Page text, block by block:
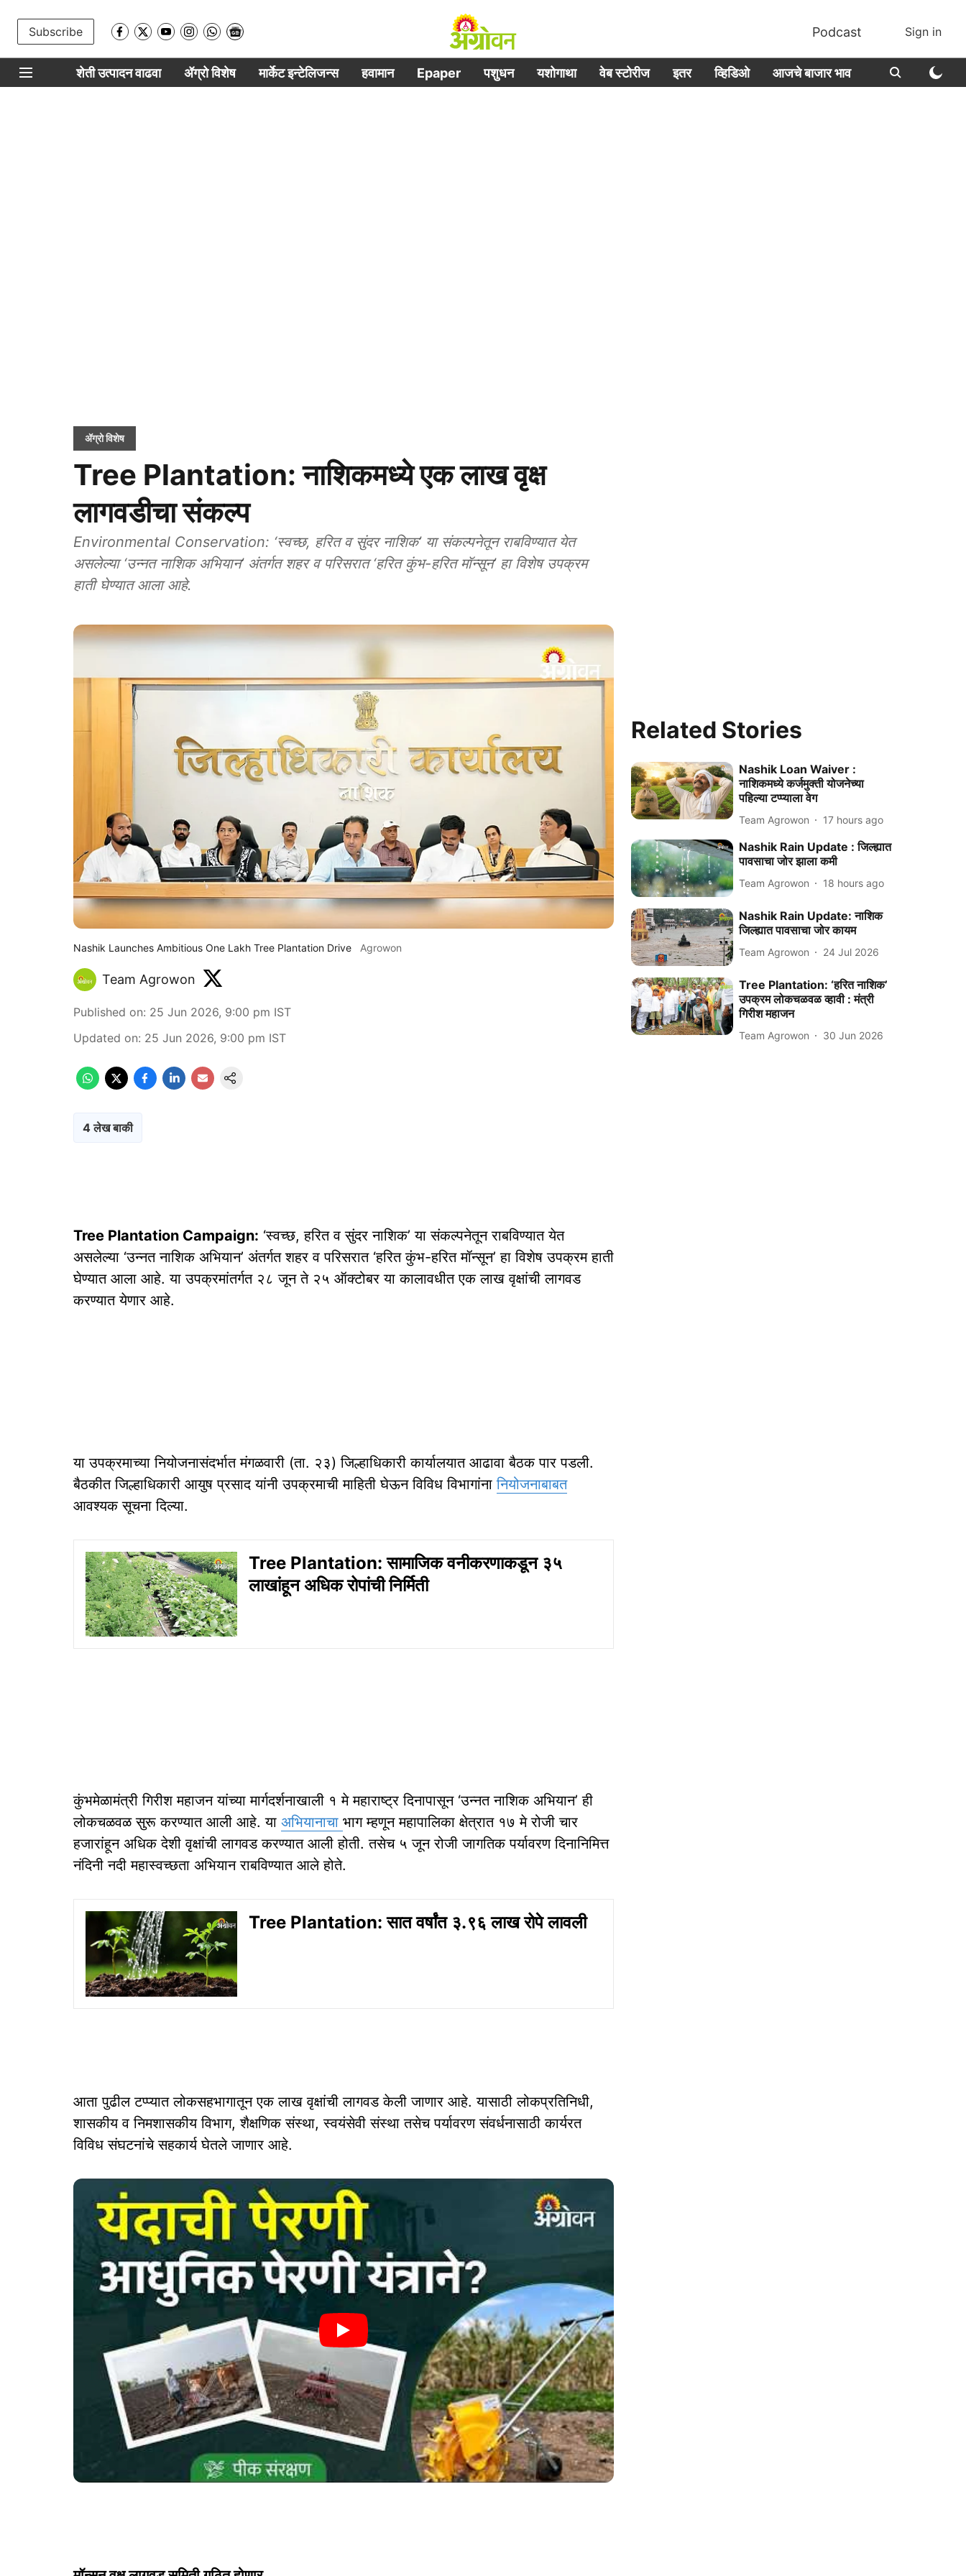
Subscribe Podcast Sign in
शेती उत्पादन वाढवा ॲग्रो विशेष मार्केट इन्टेलिजन्स हवामान Epaper पशुधन यशोगाथा वेब स्टोरीज इतर व्हिडिओ आजचे बाजार भाव
ॲग्रो विशेष
Tree Plantation: नाशिकमध्ये एक लाख वृक्ष
लागवडीचा संकल्प
Environmental Conservation: ‘स्वच्छ, हरित व सुंदर नाशिक’ या संकल्पनेतून राबविण्यात येत
असलेल्या ‘उन्नत नाशिक अभियान’ अंतर्गत शहर व परिसरात ‘हरित कुंभ-हरित मॉन्सून’ हा विशेष उपक्रम
हाती घेण्यात आला आहे.
Nashik Launches Ambitious One Lakh Tree Plantation Drive Agrowon
Team Agrowon
Published on: 25 Jun 2026, 9:00 pm IST
Updated on: 25 Jun 2026, 9:00 pm IST
4 लेख बाकी
Tree Plantation Campaign: ‘स्वच्छ, हरित व सुंदर नाशिक’ या संकल्पनेतून राबविण्यात येत
असलेल्या ‘उन्नत नाशिक अभियान’ अंतर्गत शहर व परिसरात ‘हरित कुंभ-हरित मॉन्सून’ हा विशेष उपक्रम हाती
घेण्यात आला आहे. या उपक्रमांतर्गत २८ जून ते २५ ऑक्टोबर या कालावधीत एक लाख वृक्षांची लागवड
करण्यात येणार आहे.
या उपक्रमाच्या नियोजनासंदर्भात मंगळवारी (ता. २३) जिल्हाधिकारी कार्यालयात आढावा बैठक पार पडली.
बैठकीत जिल्हाधिकारी आयुष प्रसाद यांनी उपक्रमाची माहिती घेऊन विविध विभागांनानियोजनाबाबत
आवश्यक सूचना दिल्या.
Tree Plantation: सामाजिक वनीकरणाकडून ३५
लाखांहून अधिक रोपांची निर्मिती
कुंभमेळामंत्री गिरीश महाजन यांच्या मार्गदर्शनाखाली १ मे महाराष्ट्र दिनापासून ‘उन्नत नाशिक अभियान’ ही
लोकचळवळ सुरू करण्यात आली आहे. या अभियानाचा भाग म्हणून महापालिका क्षेत्रात १७ मे रोजी चार
हजारांहून अधिक देशी वृक्षांची लागवड करण्यात आली होती. तसेच ५ जून रोजी जागतिक पर्यावरण दिनानिमित्त
नंदिनी नदी महास्वच्छता अभियान राबविण्यात आले होते.
Tree Plantation: सात वर्षांत ३.९६ लाख रोपे लावली
आता पुढील टप्प्यात लोकसहभागातून एक लाख वृक्षांची लागवड केली जाणार आहे. यासाठी लोकप्रतिनिधी,
शासकीय व निमशासकीय विभाग, शैक्षणिक संस्था, स्वयंसेवी संस्था तसेच पर्यावरण संवर्धनासाठी कार्यरत
विविध संघटनांचे सहकार्य घेतले जाणार आहे.
Related Stories
Nashik Loan Waiver :
नाशिकमध्ये कर्जमुक्ती योजनेच्या
पहिल्या टप्प्याला वेग
Team Agrowon 17 hours ago
Nashik Rain Update : जिल्ह्यात
पावसाचा जोर झाला कमी
Team Agrowon 18 hours ago
Nashik Rain Update: नाशिक
जिल्ह्यात पावसाचा जोर कायम
Team Agrowon 24 Jul 2026
Tree Plantation: ‘हरित नाशिक’
उपक्रम लोकचळवळ व्हावी : मंत्री
गिरीश महाजन
Team Agrowon 30 Jun 2026